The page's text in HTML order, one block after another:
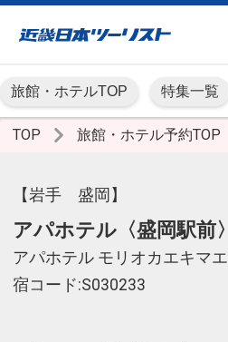
旅館・ホテルTOP 特集一覧
TOP 旅館・ホテル予約TOP
【岩手 盛岡】
アパホテル〈盛岡駅前〉
アパホテル モリオカエキマエ
宿コード:S030233